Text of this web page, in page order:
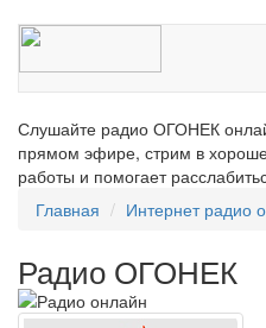
Слушайте радио ОГОНЕК
прямом эфире, стрим в
работы и помогает
Главная
Интернет радио
Радио ОГОНЕК